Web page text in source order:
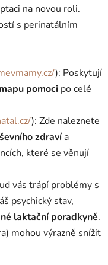
na novou roli.
s perinatálním
): Poskytují
mapu pomoci po celé
): Zde naleznete
zdravía
které se věnují
vás trápí problémy s
psychický stav,
laktační poradkyně.
mohou výrazně snížit